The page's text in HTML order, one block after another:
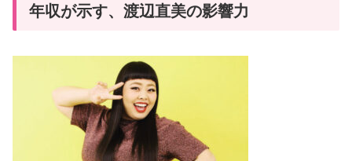
年収が示す、渡辺直美の影響力